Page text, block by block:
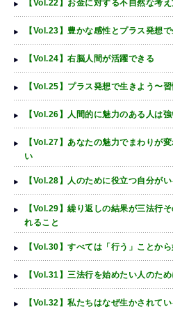
【Vol.22】お金に対する不自然な考え
【Vol.23】豊かな感性とプラス発想
【Vol.24】右脳人間が活躍できる
【Vol.25】プラス発想で生きよう〜
【Vol.26】人間的に魅力のある人は
【Vol.27】あなたの魅力でまわりが
い
【Vol.28】人のために役立つ自分がい
【Vol.29】繰り返しの結果が三法行
れること
【Vol.30】すべては「行う」ことか
【Vol.31】三法行を始めたい人のため
【Vol.32】私たちはなぜ生かされて